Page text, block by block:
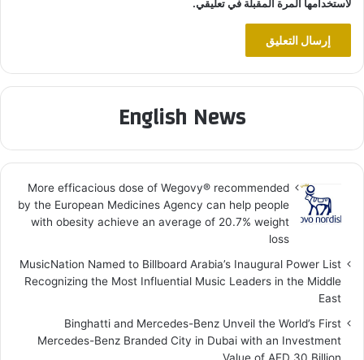
لاستخدامها المرة المقبلة في تعليقي.
English News
More efficacious dose of Wegovy®️ recommended
by the European Medicines Agency can help people
with obesity achieve an average of 20.7% weight
loss
MusicNation Named to Billboard Arabia’s Inaugural Power List
Recognizing the Most Influential Music Leaders in the Middle
East
Binghatti and Mercedes-Benz Unveil the World’s First
Mercedes-Benz Branded City in Dubai with an Investment
Value of AED 30 Billion